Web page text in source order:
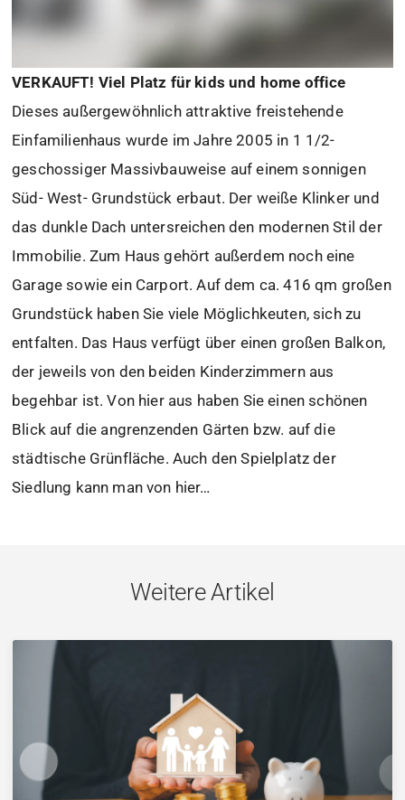
VERKAUFT! Viel Platz für kids und home office
Dieses außergewöhnlich attraktive freistehende
Einfamilienhaus wurde im Jahre 2005 in 1 1/2-
geschossiger Massivbauweise auf einem sonnigen
Süd- West- Grundstück erbaut. Der weiße Klinker und
das dunkle Dach untersreichen den modernen Stil der
Immobilie. Zum Haus gehört außerdem noch eine
Garage sowie ein Carport. Auf dem ca. 416 qm großen
Grundstück haben Sie viele Möglichkeuten, sich zu
entfalten. Das Haus verfügt über einen großen Balkon,
der jeweils von den beiden Kinderzimmern aus
begehbar ist. Von hier aus haben Sie einen schönen
Blick auf die angrenzenden Gärten bzw. auf die
städtische Grünfläche. Auch den Spielplatz der
Siedlung kann man von hier…
Weitere Artikel